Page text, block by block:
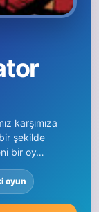
karşımıza
şekilde
bir oy…
oyun